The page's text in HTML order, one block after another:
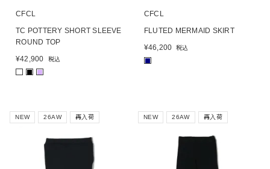
CFCL
TC POTTERY SHORT SLEEVE
ROUND TOP
¥42,900 税込
CFCL
FLUTED MERMAID SKIRT
¥46,200 税込
NEW 26AW 再入荷 NEW 26AW 再入荷